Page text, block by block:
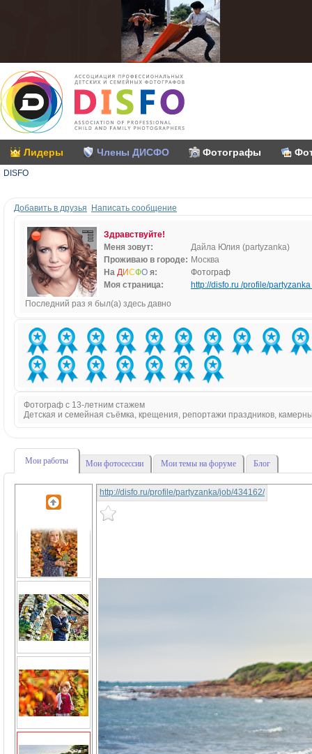
Лидеры Члены ДИСФО Фотографы
DISFO
Добавить в друзья Написать сообщение
Здравствуйте!
Меня зовут:
Дайла Юлия (partyzanka)
Проживаю в городе: Москва
На ДИСФО я:
Фотограф
Моя страница:
http://disfo.ru /profile/partyzanka
Последний раз я был(а) здесь давно
Фотограф с 13-летним стажем
Детская и семейная съёмка, крещения, репортажи праздников,
Мои работы Мои фотосессии Мои темы на форуме Блог
http://disfo.ru/profile/partyzanka/job/434162/